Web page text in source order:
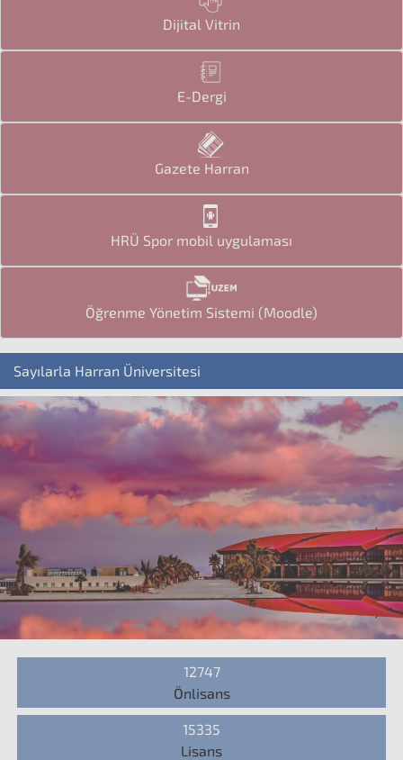
Dijital Vitrin
E-Dergi
Gazete Harran
HRÜ Spor mobil uygulaması
Öğrenme Yönetim Sistemi (Moodle)
Sayılarla Harran Üniversitesi
12747
Önlisans
15335
Lisans